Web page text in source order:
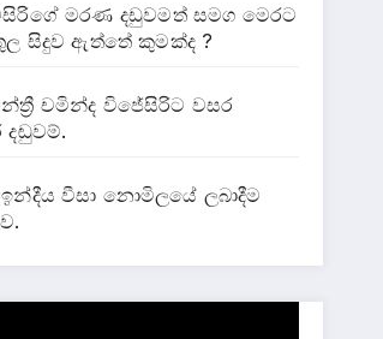
මරණ දඩුවමත් සමග මෙරට
සිදුව ඇත්තේ කුමක්ද ?
චමින්ද විජේසිරිට වසර
දඬුවම්.
වීසා නොමිලයේ ලබාදීම